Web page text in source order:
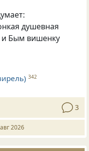
душевная
и Бым вишенку
342
3
2026